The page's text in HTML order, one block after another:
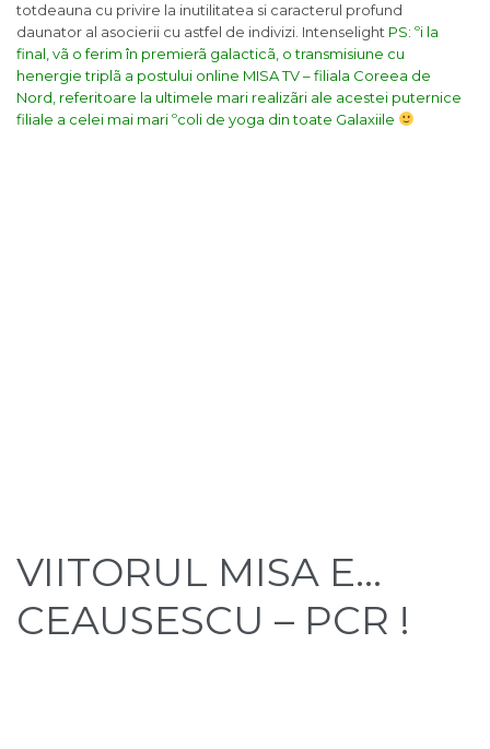
totdeauna cu privire la inutilitatea si caracterul profund
daunator al asocierii cu astfel de indivizi. Intenselight PS: ºi la
final, vã o ferim în premierã galacticã, o transmisiune cu
henergie triplã a postului online MISA TV – filiala Coreea de
Nord, referitoare la ultimele mari realizãri ale acestei puternice
filiale a celei mai mari ºcoli de yoga din toate Galaxiile
VIITORUL MISA E…
CEAUSESCU – PCR !